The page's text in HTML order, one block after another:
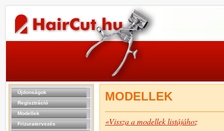
Újdonságok
Regisztráció
Modellek
Frizuratervezés
MODELLEK
«Vissza a modellek listájához